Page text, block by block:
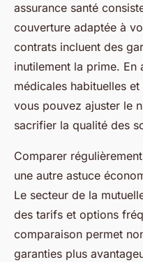
assurance santé
couverture adaptée à
contrats incluent des
inutilement la prime. En
médicales habituelles
vous pouvez ajuster le
sacrifier la qualité des
Comparer
une autre astuce
Le secteur de la
des tarifs et options
comparaison permet
garanties plus